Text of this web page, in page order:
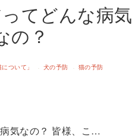
てどんな病気
の？
について」 · 犬の予防 · 猫の予防
気なの？ 皆様、こ…